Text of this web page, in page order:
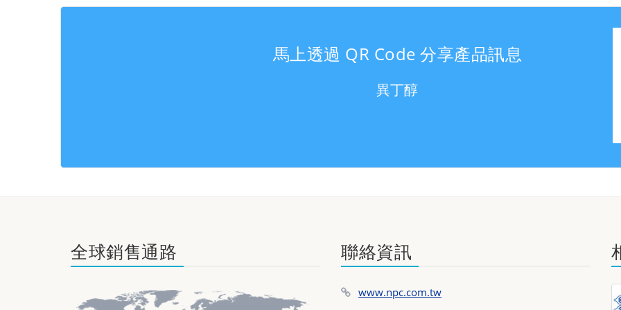
馬上透過 QR Code 分享產品訊息
異丁醇
全球銷售通路 聯絡資訊
www.npc.com.tw